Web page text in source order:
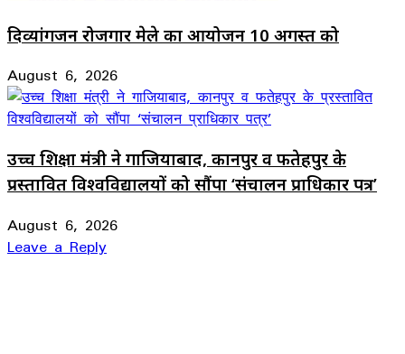
दिव्यांगजन रोजगार मेले का आयोजन 10 अगस्त को
August 6, 2026
उच्च शिक्षा मंत्री ने गाजियाबाद, कानपुर व फतेहपुर के
प्रस्तावित विश्वविद्यालयों को सौंपा ‘संचालन प्राधिकार पत्र’
August 6, 2026
Leave a Reply